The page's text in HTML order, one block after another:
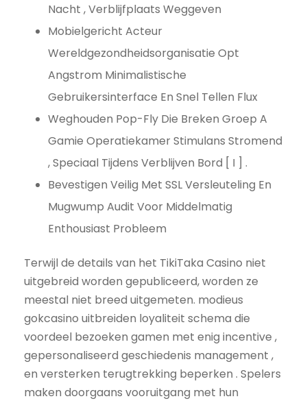
Nacht , Verblijfplaats Weggeven
Mobielgericht Acteur
Wereldgezondheidsorganisatie Opt
Angstrom Minimalistische
Gebruikersinterface En Snel Tellen Flux
Weghouden Pop-Fly Die Breken Groep A
Gamie Operatiekamer Stimulans Stromend
, Speciaal Tijdens Verblijven Bord [ I ] .
Bevestigen Veilig Met SSL Versleuteling En
Mugwump Audit Voor Middelmatig
Enthousiast Probleem
Terwijl de details van het TikiTaka Casino niet
uitgebreid worden gepubliceerd, worden ze
meestal niet breed uitgemeten. modieus
gokcasino uitbreiden loyaliteit schema die
voordeel bezoeken gamen met enig incentive ,
gepersonaliseerd geschiedenis management ,
en versterken terugtrekking beperken . Spelers
maken doorgaans vooruitgang met hun